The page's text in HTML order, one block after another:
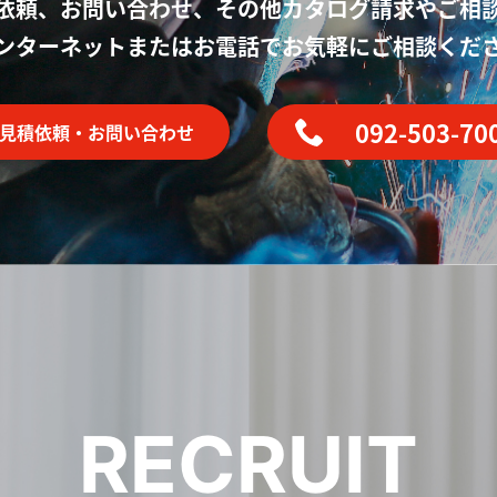
頼、お問い合わせ、その他カタログ請求やご相
ターネットまたはお電話でお気軽にご相談くだ
見積依頼・お問い合わせ 092-503-
RECRUIT